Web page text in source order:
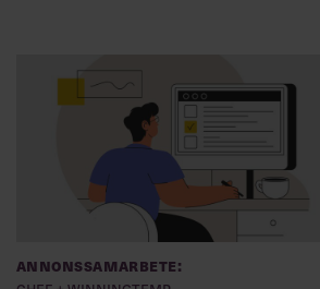
Annonssamarbete: